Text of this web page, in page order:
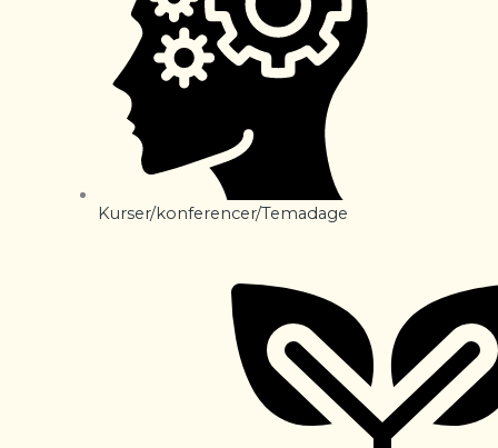
Kurser/konferencer/Temadage